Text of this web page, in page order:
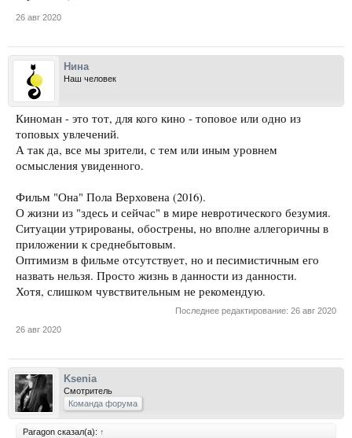
26 авг 2020
Нина
Наш человек
Киноман - это тот, для кого кино - топовое или одно из
топовых увлечений.
А так да, все мы зрители, с тем или иным уровнем
осмысления увиденного.
Фильм "Она" Пола Верховена (2016).
О жизни из "здесь и сейчас" в мире невротического безумия.
Ситуации утрированы, обострены, но вполне аллегоричны в
приложении к среднебытовым.
Оптимизм в фильме отсутствует, но и песимистичным его
назвать нельзя. Просто жизнь в данности из данности.
Хотя, слишком чувствительным не рекомендую.
Последнее редактирование: 26 авг 2020
26 авг 2020
Ksenia
Смотритель
Команда форума
Paragon сказал(а): ↑